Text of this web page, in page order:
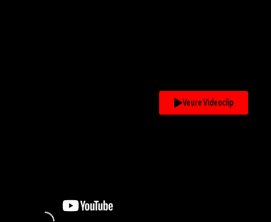
Veure Videoclip